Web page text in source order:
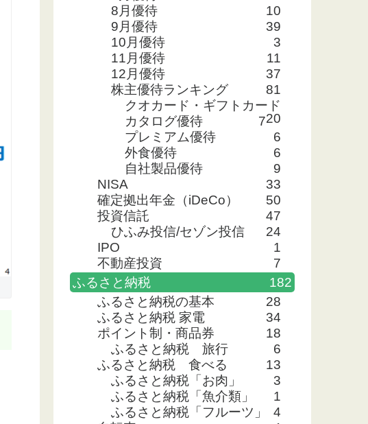
8月優待
10
9月優待
39
10月優待
3
11月優待
11
12月優待
37
株主優待ランキング
81
クオカード・ギフトカード
20
カタログ優待
7
プレミアム優待
6
外食優待
6
自社製品優待
9
NISA
33
確定拠出年金（iDeCo）
50
投資信託
47
ひふみ投信/セゾン投信
24
IPO
1
不動産投資
7
ふるさと納税
182
ふるさと納税の基本
28
ふるさと納税 家電
34
ポイント制・商品券
18
ふるさと納税 旅行
6
ふるさと納税 食べる
13
ふるさと納税「お肉」
3
ふるさと納税「魚介類」
1
ふるさと納税「フルーツ」
4